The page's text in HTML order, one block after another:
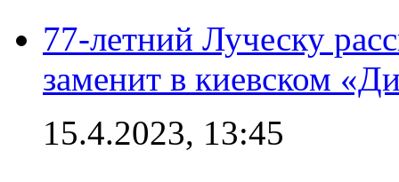
77-летний Луческу
заменит в киевском
15.4.2023, 13:45